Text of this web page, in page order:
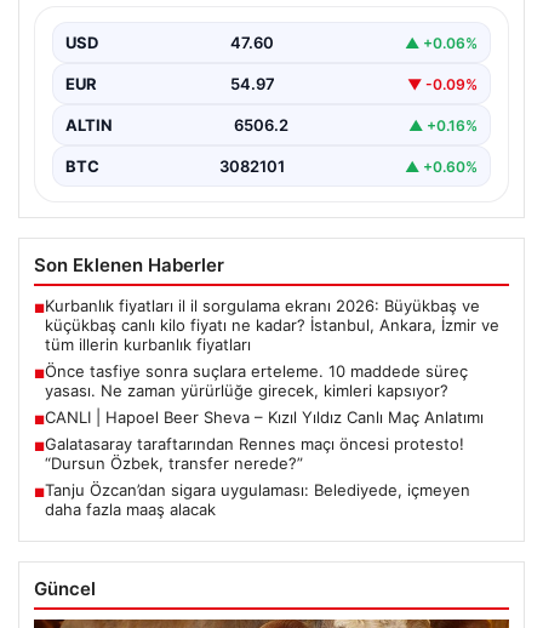
USD 47.60 ▲ +0.06%
EUR 54.97 ▼ -0.09%
ALTIN 6506.2 ▲ +0.16%
BTC 3082101 ▲ +0.60%
Son Eklenen Haberler
■Kurbanlık fiyatları il il sorgulama ekranı 2026: Büyükbaş ve
küçükbaş canlı kilo fiyatı ne kadar? İstanbul, Ankara, İzmir ve
tüm illerin kurbanlık fiyatları
■Önce tasfiye sonra suçlara erteleme. 10 maddede süreç
yasası. Ne zaman yürürlüğe girecek, kimleri kapsıyor?
■CANLI | Hapoel Beer Sheva – Kızıl Yıldız Canlı Maç Anlatımı
■Galatasaray taraftarından Rennes maçı öncesi protesto!
“Dursun Özbek, transfer nerede?”
■Tanju Özcan’dan sigara uygulaması: Belediyede, içmeyen
daha fazla maaş alacak
Güncel